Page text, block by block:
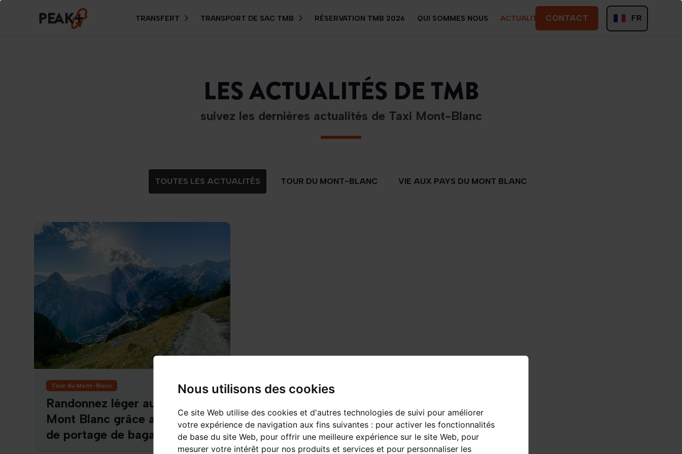
Nous utilisons des cookies
Ce site Web utilise des cookies et d'autres technologies de suivi pour améliorer
votre expérience de navigation aux fins suivantes : pour activer les fonctionnalités
de base du site Web, pour offrir une meilleure expérience sur le site Web, pour
mesurer votre intérêt pour nos produits et services et pour personnaliser les
TRANSFERT TRANSPORT DE SAC TMB RÉSERVATION TMB 2026 QUI SOMMES NOUS ACTUALITÉSCONTACT
FR
LES ACTUALITÉS DE TMB
suivez les dernières actualités de Taxi Mont-Blanc
TOUTES LES ACTUALITÉS TOUR DU MONT-BLANC VIE AUX PAYS DU MONT BLANC
Tour du Mont-Blanc
Randonnez léger autour du
Mont Blanc grâce au service
de portage de bagages